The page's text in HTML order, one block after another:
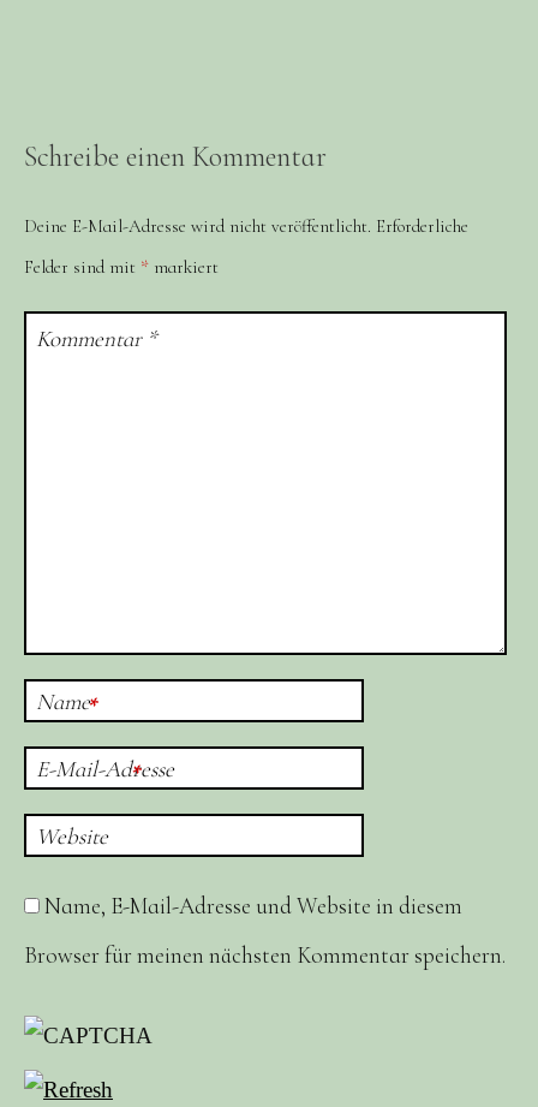
Schreibe einen Kommentar
Deine E-Mail-Adresse wird nicht veröffentlicht. Erforderliche
Felder sind mit * markiert
Kommentar *
Name*
E-Mail-Adresse
*
Website
Name, E-Mail-Adresse und Website in diesem
Browser für meinen nächsten Kommentar speichern.